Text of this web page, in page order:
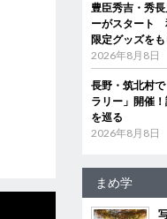
豊臣秀吉・秀
ーがスタート
限定グッズをも
2026年8月8日
長野・筑北村
ラリー」開催
を巡る
2026年8月8日
まめ学